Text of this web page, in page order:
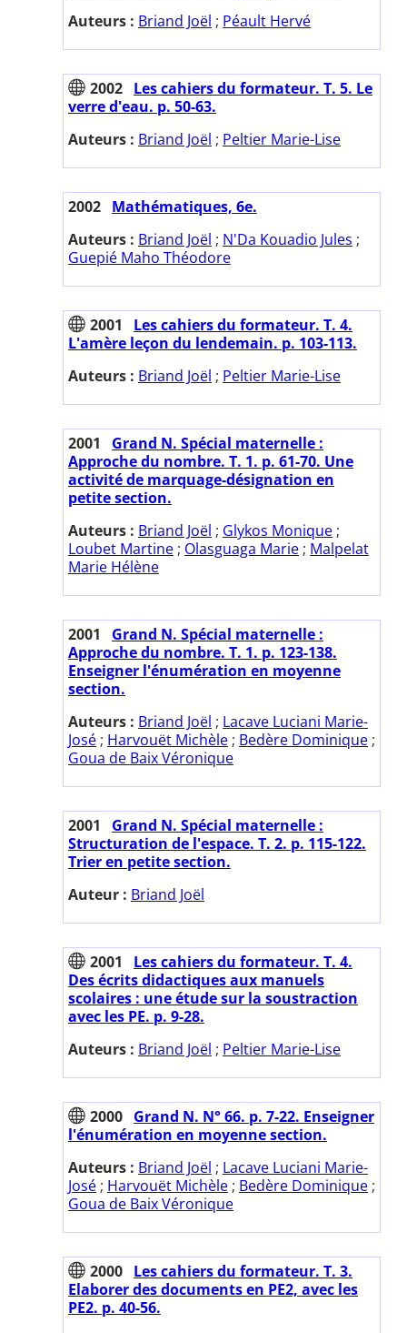
Auteurs : Briand Joël ; Péault Hervé
2002 Les cahiers du formateur. T. 5. Le
verre d'eau. p. 50-63.
Auteurs : Briand Joël ; Peltier Marie-Lise
2002 Mathématiques, 6e.
Auteurs : Briand Joël ; N'Da Kouadio Jules ;
Guepié Maho Théodore
2001
Les cahiers du formateur. T. 4.
L'amère leçon du lendemain. p. 103-113.
Auteurs : Briand Joël ; Peltier Marie-Lise
2001
Grand N. Spécial maternelle :
Approche du nombre. T. 1. p. 61-70. Une
activité de marquage-désignation en
petite section.
Auteurs : Briand Joël ; Glykos Monique ;
Loubet Martine ; Olasguaga Marie ; Malpelat
Marie Hélène
2001
Grand N. Spécial maternelle :
Approche du nombre. T. 1. p. 123-138.
Enseigner l'énumération en moyenne
section.
Auteurs : Briand Joël ; Lacave Luciani Marie-
José ; Harvouët Michèle ; Bedère Dominique ;
Goua de Baix Véronique
2001
Grand N. Spécial maternelle :
Structuration de l'espace. T. 2. p. 115-122.
Trier en petite section.
Auteur : Briand Joël
2001
Les cahiers du formateur. T. 4.
Des écrits didactiques aux manuels
scolaires : une étude sur la soustraction
avec les PE. p. 9-28.
Auteurs : Briand Joël ; Peltier Marie-Lise
2000 Grand N. N° 66. p. 7-22. Enseigner
l'énumération en moyenne section.
Auteurs : Briand Joël ; Lacave Luciani Marie-
José ; Harvouët Michèle ; Bedère Dominique ;
Goua de Baix Véronique
2000 Les cahiers du formateur. T. 3.
Elaborer des documents en PE2, avec les
PE2. p. 40-56.